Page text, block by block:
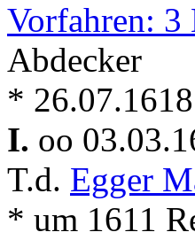
Vorfahren: 3
Abdecker
*
I. oo
T.d. Egger
* um 1611